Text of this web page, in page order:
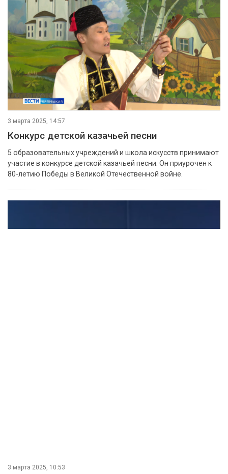
3 марта 2025, 14:57
Конкурс детской казачьей песни
5 образовательных учреждений и школа искусств принимают
участие в конкурсе детской казачьей песни. Он приурочен к
80-летию Победы в Великой Отечественной войне.
3 марта 2025, 10:53